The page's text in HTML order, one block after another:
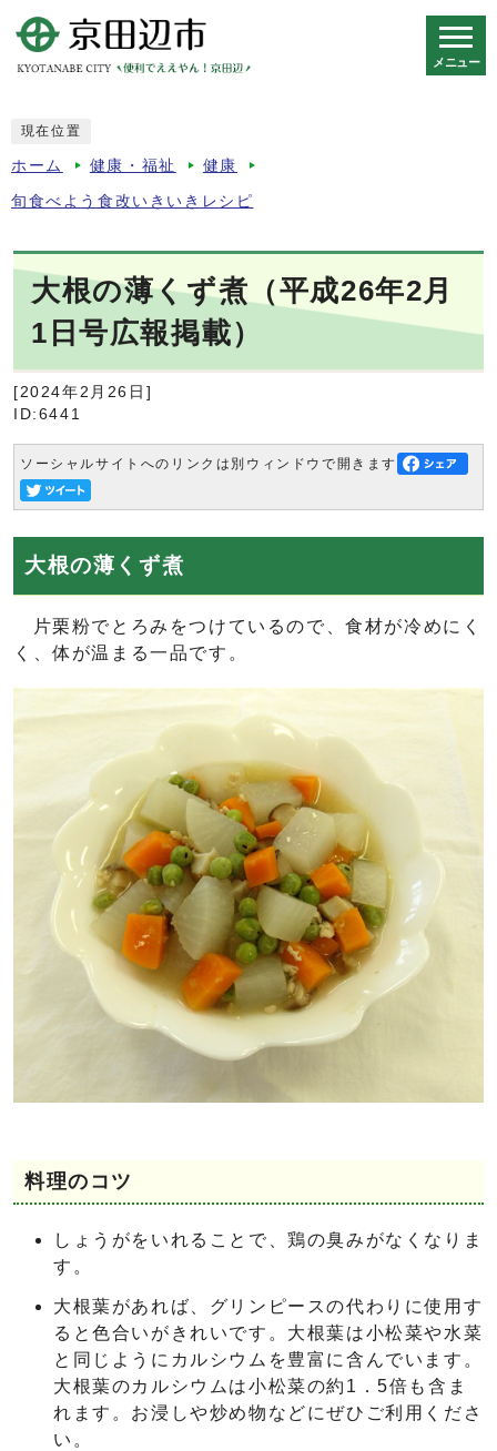
メニュー
現在位置
ホーム 健康・福祉 健康
旬食べよう食改いきいきレシピ
大根の薄くず煮（平成26年2月
1日号広報掲載）
[2024年2月26日]
ID:6441
ソーシャルサイトへのリンクは別ウィンドウで開きます
大根の薄くず煮
片栗粉でとろみをつけているので、食材が冷めにく
く、体が温まる一品です。
料理のコツ
しょうがをいれることで、鶏の臭みがなくなりま
す。
大根葉があれば、グリンピースの代わりに使用す
ると色合いがきれいです。大根葉は小松菜や水菜
と同じようにカルシウムを豊富に含んでいます。
大根葉のカルシウムは小松菜の約1．5倍も含ま
れます。お浸しや炒め物などにぜひご利用くださ
い。